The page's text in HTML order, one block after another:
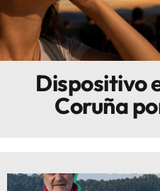
Sostenibilidad
Innova
Dispositivo
Coruña